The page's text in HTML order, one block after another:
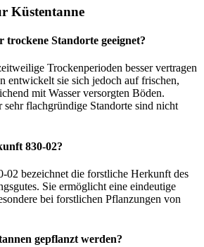
Küstentanne
trockene Standorte geeignet?
Trockenperioden besser vertragen
entwickelt sie sich jedoch auf frischen,
mit Wasser versorgten Böden.
sehr flachgründige Standorte sind nicht
830-02?
02 bezeichnet die forstliche Herkunft des
Sie ermöglicht eine eindeutige
bei forstlichen Pflanzungen von
gepflanzt werden?